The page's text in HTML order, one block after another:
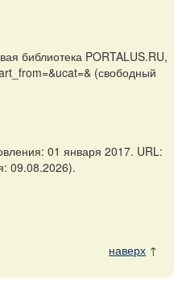
библиотека PORTALUS.RU,
(свободный
01 января 2017. URL:
09.08.2026).
наверх ↑